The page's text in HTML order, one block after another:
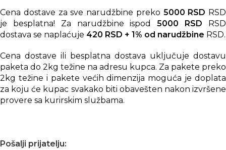
Cena dostave za sve narudžbine preko 5000 RSD RSD
je besplatna! Za narudžbine ispod5000 RSD RSD
dostava se naplaćuje 420 RSD + 1% od narudžbine RSD.
Cena dostave ili besplatna dostava uključuje dostavu
paketa do 2kg težine na adresu kupca. Za pakete preko
2kg težine i pakete većih dimenzija moguća je doplata
za koju će kupac svakako biti obavešten nakon izvršene
provere sa kurirskim službama.
Pošalji prijatelju: